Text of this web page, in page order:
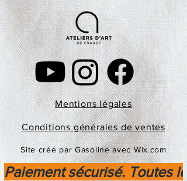
Mentions légales
Conditions générales de ventes
Site créé par Gasoline avec Wix.com
Paiement sécurisé. Toutes